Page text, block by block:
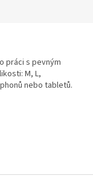
práci s pevným
M, L,
nebo tabletů.